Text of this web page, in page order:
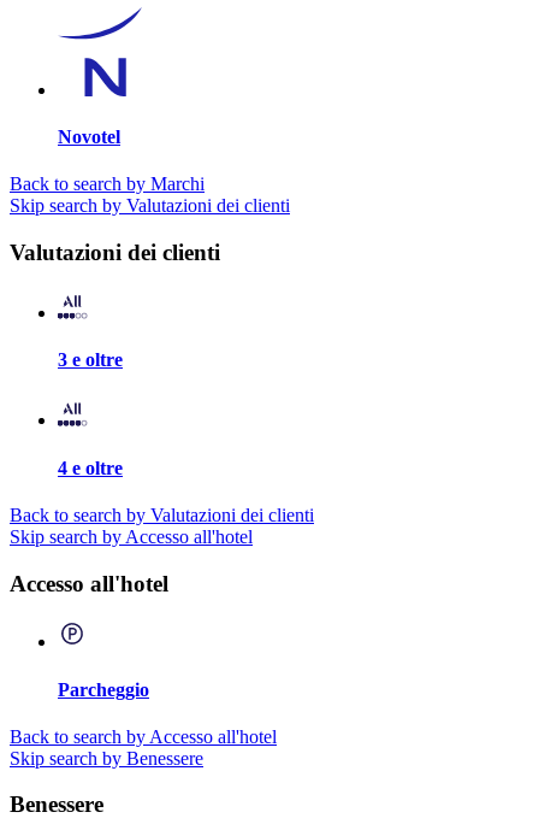
Novotel
Back to search by Marchi
Skip search by Valutazioni dei clienti
Valutazioni dei clienti
3 e oltre
4 e oltre
Back to search by Valutazioni dei clienti
Skip search by Accesso all'hotel
Accesso all'hotel
Parcheggio
Back to search by Accesso all'hotel
Skip search by Benessere
Benessere